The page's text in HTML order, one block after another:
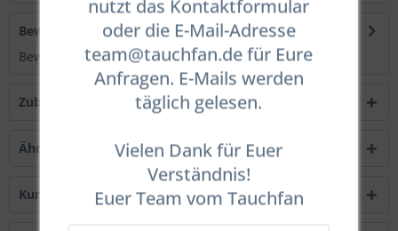
Bewertungen
0
Bewertungen lesen, schreiben und diskutieren...mehr
Zubehör
Ähnliche Artikel
Kunden kauften auch
nutzt das Kontaktformular
oder die E-Mail-Adresse
team@tauchfan.de für Eure
Anfragen. E-Mails werden
täglich gelesen.
Vielen Dank für Euer
Verständnis!
Euer Team vom Tauchfan